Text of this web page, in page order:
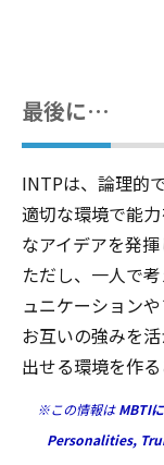
最後に…
INTPは、論理的
適切な環境で能
なアイデアを発
ただし、一人で
ュニケーション
お互いの強みを
出せる環境を作
※この情報はMBTI
Personalities,